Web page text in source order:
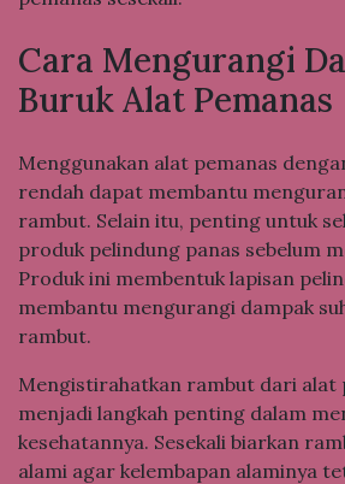
Cara Mengurangi
Buruk Alat Pemanas
Menggunakan alat pemanas
rendah dapat membantu
rambut. Selain itu, penting untuk
produk pelindung panas sebelum
Produk ini membentuk lapisan
membantu mengurangi dampak
rambut.
Mengistirahatkan rambut dari alat
menjadi langkah penting dalam
kesehatannya. Sesekali biarkan
alami agar kelembapan alaminya